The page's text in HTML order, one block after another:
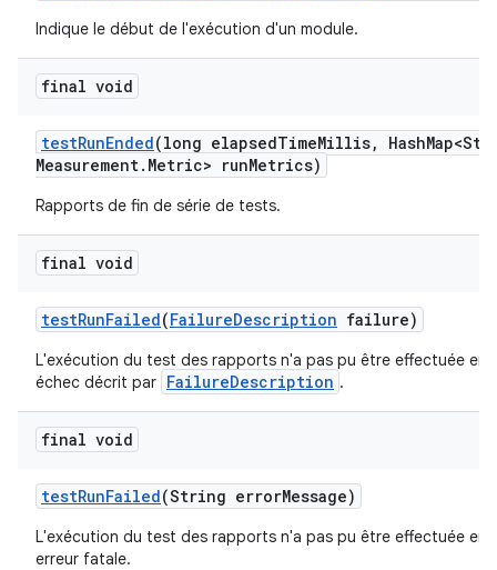
Indique le début de l'exécution d'un module.
final void
testRunEnded(long elapsedTimeMillis, Hash
Measurement. Metric> runMetrics)
Rapports de fin de série de tests.
final void
testRunFailed(FailureDescription failure)
L'exécution du test des rapports n'a pas pu être effectuée en
échec décrit par FailureDescription .
final void
testRunFailed(String errorMessage)
L'exécution du test des rapports n'a pas pu être effectuée en
erreur fatale.